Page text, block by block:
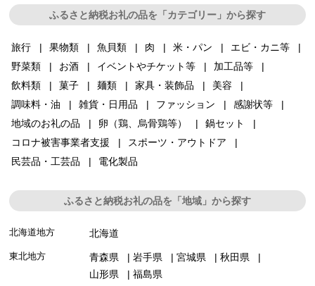
ふるさと納税お礼の品を「カテゴリー」から探す
旅行 果物類 魚貝類 肉 米・パン
エビ・カニ等
野菜類
お酒 イベントやチケット等
加工品等
飲料類
菓子 麺類 家具・装飾品
美容
調味料・油
雑貨・日用品 ファッション
感謝状等
地域のお礼の品
卵（鶏、烏骨鶏等）
鍋セット
コロナ被害事業者支援
スポーツ・アウトドア
民芸品・工芸品
電化製品
ふるさと納税お礼の品を「地域」から探す
北海道地方 北海道
東北地方 青森県 岩手県 宮城県
秋田県
山形県
福島県